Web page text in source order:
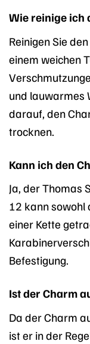
Wie reinige ich
Reinigen Sie
einem weichen
und lauwarmes
darauf, den
trocknen.
Kann ich den
Ja, der Thomas
12 kann sowohl
einer Kette
Befestigung.
Ist der Charm
Da der Charm
ist er in der